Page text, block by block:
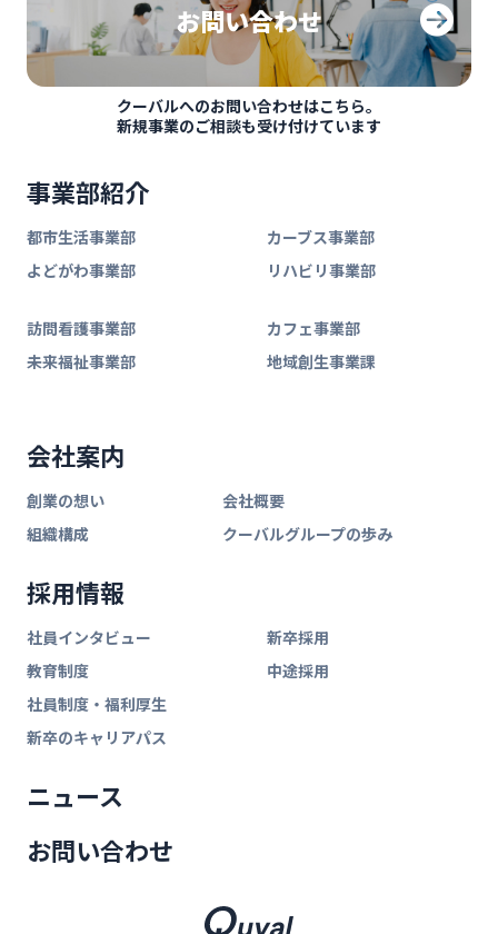
お問い合わせ
クーバルへのお問い合わせはこちら。
新規事業のご相談も受け付けています
事業部紹介
都市生活事業部
よどがわ事業部
カーブス事業部
リハビリ事業部
訪問看護事業部
未来福祉事業部
カフェ事業部
地域創生事業課
会社案内
創業の想い
会社概要
組織構成
クーバルグループの歩み
採用情報
社員インタビュー
教育制度
社員制度・福利厚生
新卒のキャリアパス
新卒採用
中途採用
ニュース
お問い合わせ